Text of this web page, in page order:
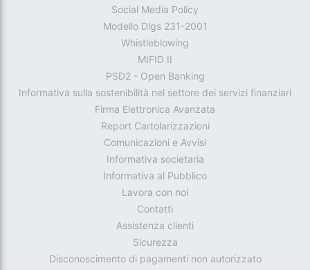
Social Media Policy
Modello Dlgs 231-2001
Whistleblowing
MIFID II
PSD2 - Open Banking
Informativa sulla sostenibilità nel settore dei servizi finanziari
Firma Elettronica Avanzata
Report Cartolarizzazioni
Comunicazioni e Avvisi
Informativa societaria
Informativa al Pubblico
Lavora con noi
Contatti
Assistenza clienti
Sicurezza
Disconoscimento di pagamenti non autorizzato